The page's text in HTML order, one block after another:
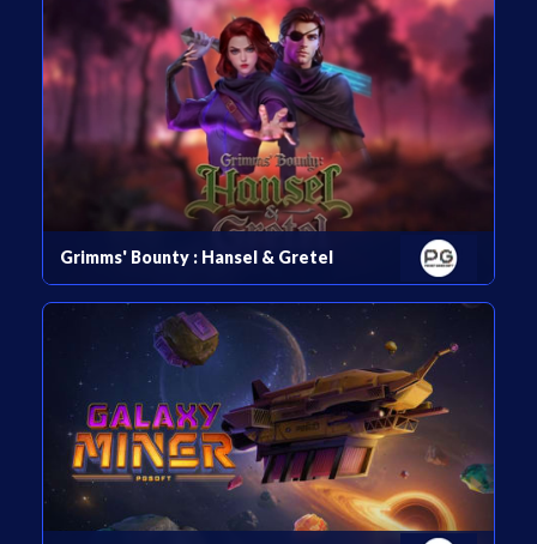
Grimms' Bounty : Hansel & Gretel